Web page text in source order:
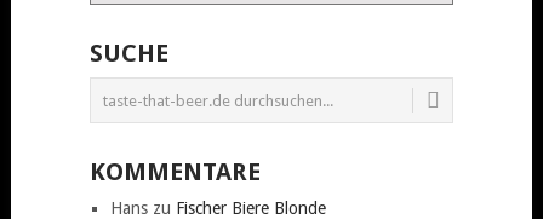
SUCHE
KOMMENTARE
Hanszu Fischer Biere Blonde